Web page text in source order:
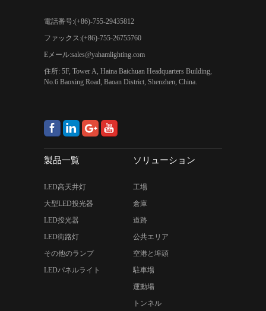
電話番号:(+86)-755-29435812
ファックス:(+86)-755-26755760
Eメール:sales@yahamlighting.com
住所: 5F, Tower A, Haina Baichuan Headquarters Building,
No.6 Baoxing Road, Baoan District, Shenzhen, China.
製品一覧
LED高天井灯
大型LED投光器
LED投光器
LED街路灯
その他のランプ
LEDパネルライト
ソリューション
工場
倉庫
道路
公共エリア
空港と埠頭
駐車場
運動場
トンネル